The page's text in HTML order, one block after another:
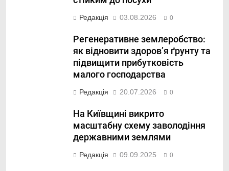
Редакція 03.08.2026 0
Регенеративне землеробство:
як відновити здоров’я ґрунту та
підвищити прибутковість
малого господарства
Редакція 20.07.2026 0
На Київщині викрито
масштабну схему заволодіння
державними землями
Редакція 09.09.2025 0